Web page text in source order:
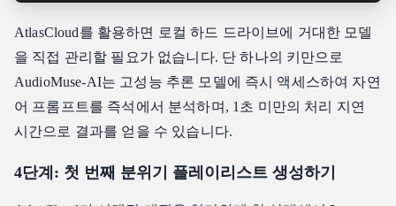
AtlasCloud를 활용하면 로컬 하드 드라이브에 거대한 모델
을 직접 관리할 필요가 없습니다. 단 하나의 키만으로
AudioMuse-AI는 고성능 추론 모델에 즉시 액세스하여 자연
어 프롬프트를 즉석에서 분석하며, 1초 미만의 처리 지연
시간으로 결과를 얻을 수 있습니다.
4단계: 첫 번째 분위기 플레이리스트 생성하기